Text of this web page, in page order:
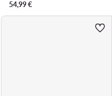
54,99€